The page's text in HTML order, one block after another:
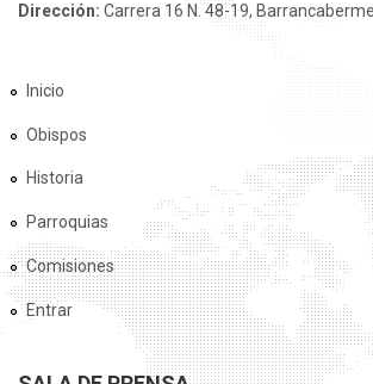
Dirección: Carrera 16 N. 48-19,
Inicio
Obispos
Historia
Parroquias
Comisiones
Entrar